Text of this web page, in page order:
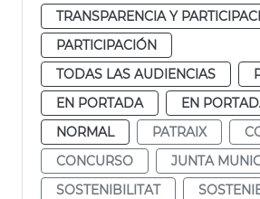
TRANSPARENCIA Y
PARTICIPACIÓN
TODAS LAS AUDIENCIAS
EN PORTADA
EN
NORMAL
PATRAIX
CONCURSO
JUNTA
SOSTENIBILITAT